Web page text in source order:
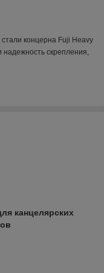
концерна Fuji Heavy
надежность скрепления,
канцелярских